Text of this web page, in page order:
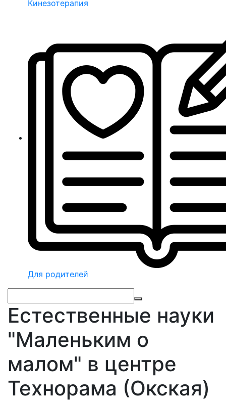
Кинезотерапия
Для родителей
Естественные науки
"Маленьким о
малом" в центре
Технорама (Окская)